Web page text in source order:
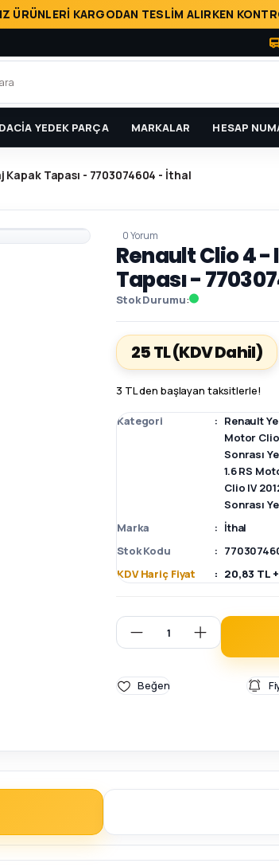
ÜRÜNLERİ KARGODAN TESLİM ALIRKEN
DACİA YEDEK PARÇA MARKALAR HESAP
Tapası - 7703074604 - İthal
0 Yorum
Renault Clio 4
Tapası -
Stok Durumu
25 TL(KDV Dahil)
3 TL den başlayan taksitlerle!
Kategori Renault
Motor Clio
Sonrası
1.6 RS
Clio IV
Sonrası
Marka
İthal
Stok Kodu
KDV Hariç Fiyat
20,83 TL